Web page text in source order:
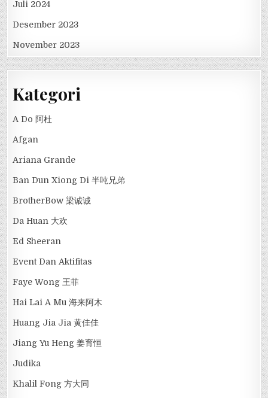
Juli 2024
Desember 2023
November 2023
Kategori
A Do 阿杜
Afgan
Ariana Grande
Ban Dun Xiong Di 半吨兄弟
BrotherBow 梁诚诚
Da Huan 大欢
Ed Sheeran
Event Dan Aktifitas
Faye Wong 王菲
Hai Lai A Mu 海来阿木
Huang Jia Jia 黄佳佳
Jiang Yu Heng 姜育恒
Judika
Khalil Fong 方大同